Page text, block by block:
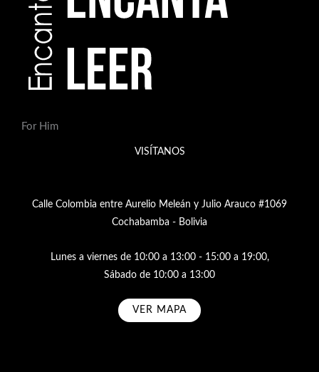
For Him
VISÍTANOS
Calle Colombia entre Aurelio Meleán y Julio Arauco #1069
Cochabamba - Bolivia
Lunes a viernes de 10:00 a 13:00 - 15:00 a 19:00,
Sábado de 10:00 a 13:00
VER MAPA